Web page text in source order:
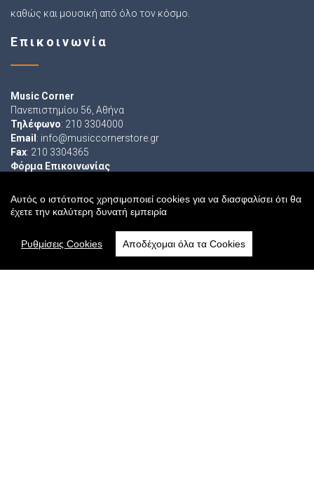
καθώς και μουσική από όλο τον κόσμο.
Επικοινωνία
Music Corner
Πανεπιστημίου 56, Αθήνα
Τηλέφωνο: 210 3304000
Email : info@musiccornerstore.gr
Fax: 210 3304365
Φόρμα Επικοινωνίας
Δευτέρα-Παρασκευή: 09:00 - 21:00
Αυτός ο ιστότοπος χρησιμοποιεί cookies για να διασφαλίσει ότι θα
έχετε την καλύτερη δυνατή εμπειρία
Ρυθμίσεις Cookies Αποδέχομαι όλα τα Cookies